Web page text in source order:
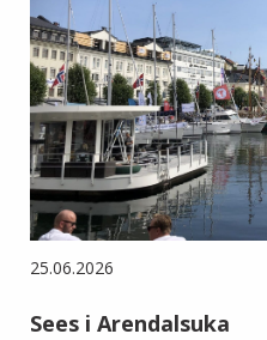
25.06.2026
Sees i Arendalsuka